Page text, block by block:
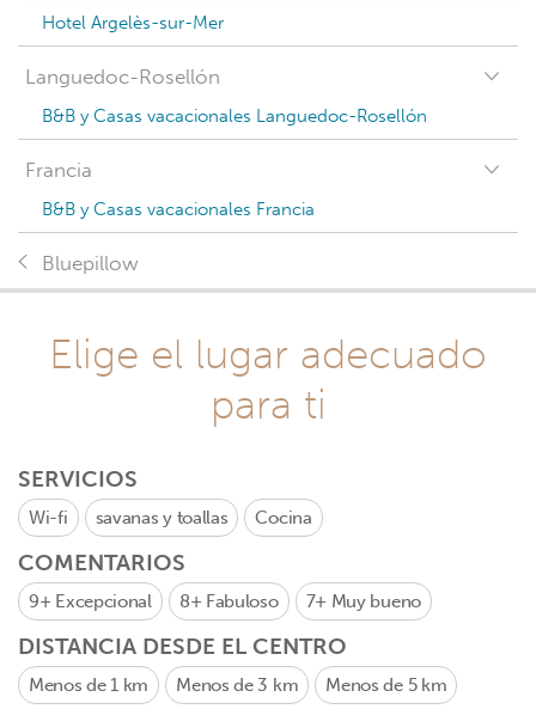
Hotel Argelès-sur-Mer
Languedoc-Rosellón
B&B y Casas vacacionales Languedoc-Rosellón
Francia
B&B y Casas vacacionales Francia
Bluepillow
Elige el lugar adecuado
para ti
SERVICIOS
Wi-fi savanas y toallas Cocina
COMENTARIOS
9+ Excepcional 8+ Fabuloso 7+ Muy bueno
DISTANCIA DESDE EL CENTRO
Menos de 1 km Menos de 3 km Menos de 5 km